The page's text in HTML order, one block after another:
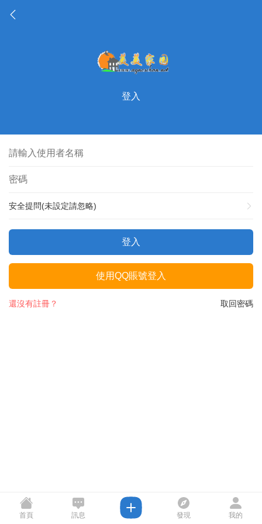
登入
安全提問(未設定請忽略)
登入
使用QQ賬號登入
取回密碼
還沒有註冊？
首頁 訊息 發現 我的